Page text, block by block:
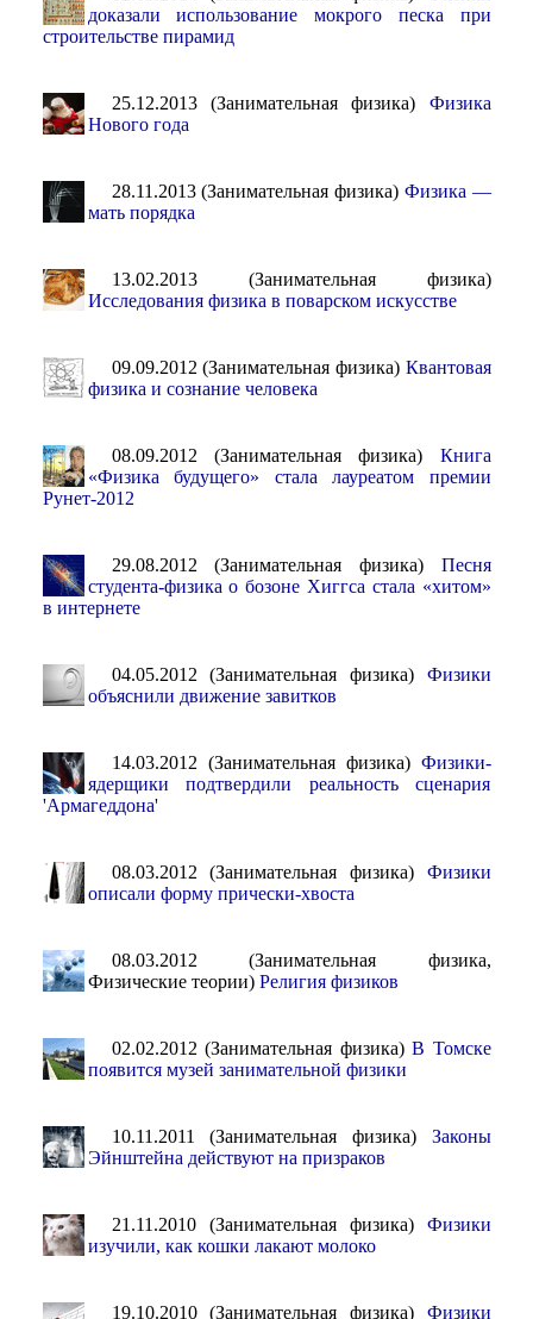
доказали использование мокрого песка при
строительстве пирамид
25.12.2013 (Занимательная физика) Физика
Нового года
28.11.2013 (Занимательная физика) Физика —
мать порядка
13.02.2013 (Занимательная физика)
Исследования физика в поварском искусстве
09.09.2012 (Занимательная физика) Квантовая
физика и сознание человека
08.09.2012 (Занимательная физика) Книга
«Физика будущего» стала лауреатом премии
Рунет-2012
29.08.2012 (Занимательная физика) Песня
студента-физика о бозоне Хиггса стала «хитом»
в интернете
04.05.2012 (Занимательная физика) Физики
объяснили движение завитков
14.03.2012 (Занимательная физика) Физики-
ядерщики подтвердили реальность сценария
'Армагеддона'
08.03.2012 (Занимательная физика) Физики
описали форму прически-хвоста
08.03.2012 (Занимательная физика,
Физические теории) Религия физиков
02.02.2012 (Занимательная физика) В Томске
появится музей занимательной физики
10.11.2011 (Занимательная физика) Законы
Эйнштейна действуют на призраков
21.11.2010 (Занимательная физика) Физики
изучили, как кошки лакают молоко
19.10.2010 (Занимательная физика) Физики